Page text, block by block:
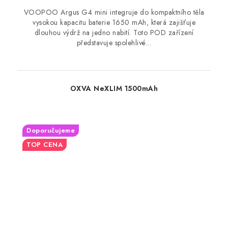
VOOPOO Argus G4 mini integruje do kompaktního těla
vysokou kapacitu baterie 1650 mAh, která zajišťuje
dlouhou výdrž na jedno nabití. Toto POD zařízení
představuje spolehlivé...
OXVA NeXLIM 1500mAh
Doporučujeme
TOP CENA